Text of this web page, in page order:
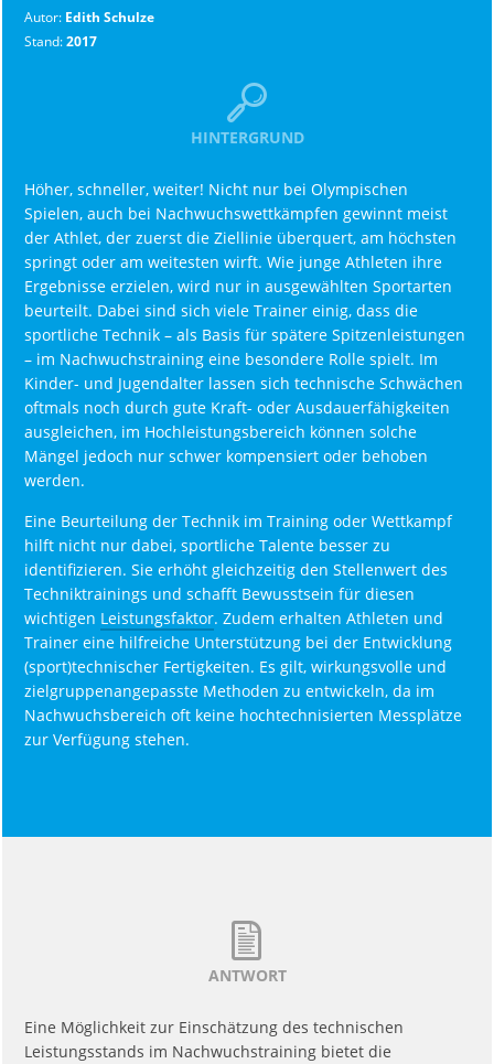
Autor: Edith Schulze
Stand:2017
HINTERGRUND
Höher, schneller, weiter! Nicht nur bei Olympischen
Spielen, auch bei Nachwuchswettkämpfen gewinnt meist
der Athlet, der zuerst die Ziellinie überquert, am höchsten
springt oder am weitesten wirft. Wie junge Athleten ihre
Ergebnisse erzielen, wird nur in ausgewählten Sportarten
beurteilt. Dabei sind sich viele Trainer einig, dass die
sportliche Technik – als Basis für spätere Spitzenleistungen
– im Nachwuchstraining eine besondere Rolle spielt. Im
Kinder- und Jugendalter lassen sich technische Schwächen
oftmals noch durch gute Kraft- oder Ausdauerfähigkeiten
ausgleichen, im Hochleistungsbereich können solche
Mängel jedoch nur schwer kompensiert oder behoben
werden.
Eine Beurteilung der Technik im Training oder Wettkampf
hilft nicht nur dabei, sportliche Talente besser zu
identifizieren. Sie erhöht gleichzeitig den Stellenwert des
Techniktrainings und schafft Bewusstsein für diesen
wichtigen Leistungsfaktor. Zudem erhalten Athleten und
Trainer eine hilfreiche Unterstützung bei der Entwicklung
(sport)technischer Fertigkeiten. Es gilt, wirkungsvolle und
zielgruppenangepasste Methoden zu entwickeln, da im
Nachwuchsbereich oft keine hochtechnisierten Messplätze
zur Verfügung stehen.
ANTWORT
Eine Möglichkeit zur Einschätzung des technischen
Leistungsstands im Nachwuchstraining bietet die